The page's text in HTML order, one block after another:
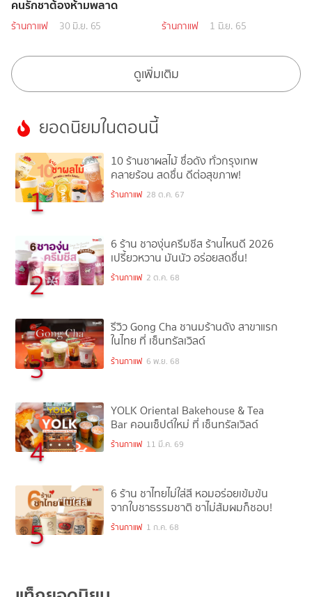
คนรักชาต้องห้ามพลาด
ร้านกาแฟ 30 มิ.ย. 65 ร้านกาแฟ 1 มิ.ย. 65
ดูเพิ่มเติม
ยอดนิยมในตอนนี้
1
10 ร้านชาผลไม้ ชื่อดัง ทั่วกรุงเทพ
คลายร้อน สดชื่น ดีต่อสุขภาพ!
ร้านกาแฟ 28 ต.ค. 67
2
6 ร้าน ชาองุ่นครีมชีส ร้านไหนดี 2026
เปรี้ยวหวาน มันนัว อร่อยสดชื่น!
ร้านกาแฟ 2 ต.ค. 68
3
รีวิว Gong Cha ชานมร้านดัง สาขาแรก
ในไทย ที่ เซ็นทรัลเวิลด์
ร้านกาแฟ 6 พ.ย. 68
4
YOLK Oriental Bakehouse & Tea
Bar คอนเซ็ปต์ใหม่ ที่ เซ็นทรัลเวิลด์
ร้านกาแฟ 11 มี.ค. 69
5
6 ร้าน ชาไทยไม่ใส่สี หอมอร่อยเข้มข้น
จากใบชาธรรมชาติ ชาไม่ส้มผมก็ชอบ!
ร้านกาแฟ 1 ก.ค. 68